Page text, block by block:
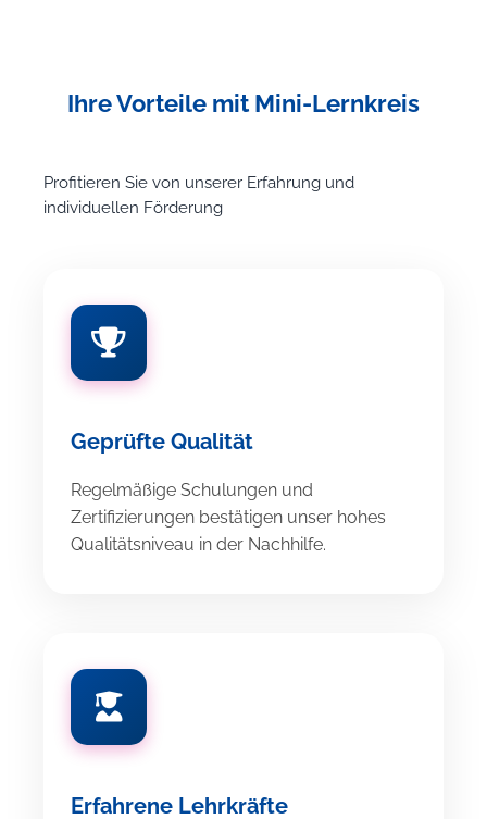
Ihre Vorteile mit Mini-Lernkreis
Profitieren Sie von unserer Erfahrung und
individuellen Förderung
Geprüfte Qualität
Regelmäßige Schulungen und
Zertifizierungen bestätigen unser hohes
Qualitätsniveau in der Nachhilfe.
Erfahrene Lehrkräfte